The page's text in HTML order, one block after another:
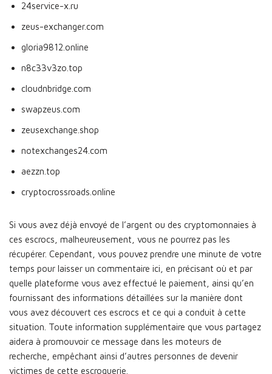
24service-x.ru
zeus-exchanger.com
gloria9812.online
n8c33v3zo.top
cloudnbridge.com
swapzeus.com
zeusexchange.shop
notexchanges24.com
aezzn.top
cryptocrossroads.online
Si vous avez déjà envoyé de l’argent ou des cryptomonnaies à
ces escrocs, malheureusement, vous ne pourrez pas les
récupérer. Cependant, vous pouvez prendre une minute de votre
temps pour laisser un commentaire ici, en précisant où et par
quelle plateforme vous avez effectué le paiement, ainsi qu’en
fournissant des informations détaillées sur la manière dont
vous avez découvert ces escrocs et ce qui a conduit à cette
situation. Toute information supplémentaire que vous partagez
aidera à promouvoir ce message dans les moteurs de
recherche, empêchant ainsi d’autres personnes de devenir
victimes de cette escroquerie.